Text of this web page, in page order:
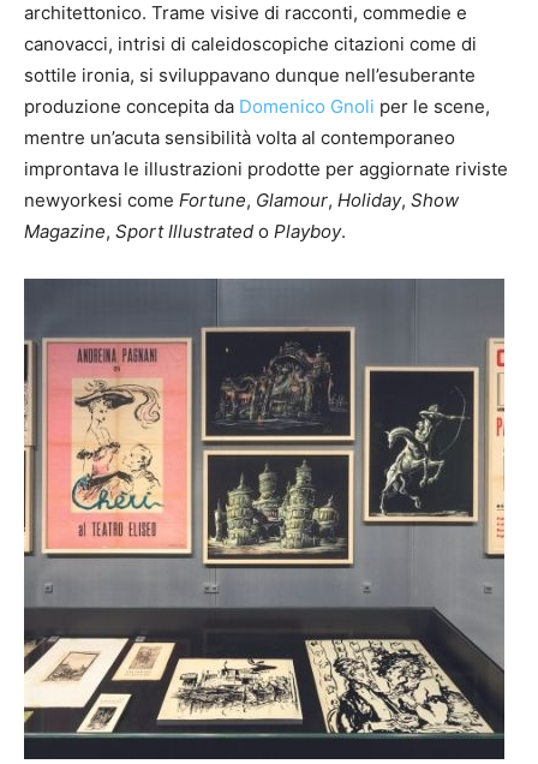
architettonico. Trame visive di racconti, commedie e
canovacci, intrisi di caleidoscopiche citazioni come di
sottile ironia, si sviluppavano dunque nell’esuberante
produzione concepita da Domenico Gnoli per le scene,
mentre un’acuta sensibilità volta al contemporaneo
improntava le illustrazioni prodotte per aggiornate riviste
newyorkesi come Fortune, Glamour, Holiday, Show
Magazine, Sport Illustrated o Playboy.